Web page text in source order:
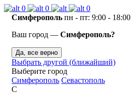
0 0
0
Симферополь пн - пт: 9:00 - 18:00
Ваш город — Симферополь?
Да, все верно
Выбрать другой (ближайший)
Выберите город
Симферополь Севастополь
С